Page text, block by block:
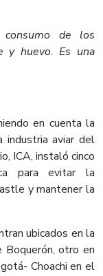
de los
y huevo. Es una
en cuenta la
industria aviar del
ICA, instaló cinco
para evitar la
y mantener la
ubicados en la
Boquerón, otro en
Choachi en el